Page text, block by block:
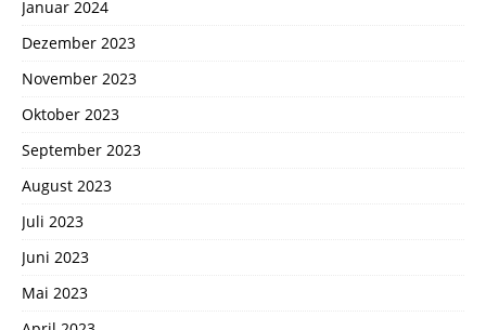
Januar 2024
Dezember 2023
November 2023
Oktober 2023
September 2023
August 2023
Juli 2023
Juni 2023
Mai 2023